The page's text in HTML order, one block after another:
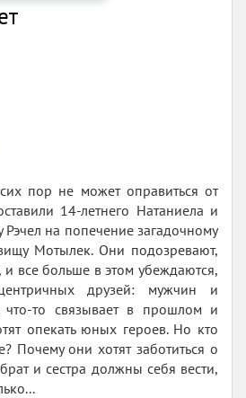
пор не может оправиться от
14-летнего Натаниела и
Рэчел на попечение загадочному
Мотылек. Они подозревают,
и все больше в этом убеждаются,
друзей: мужчин и
то связывает в прошлом и
опекать юных героев. Но кто
Почему они хотят заботиться о
и сестра должны себя вести,